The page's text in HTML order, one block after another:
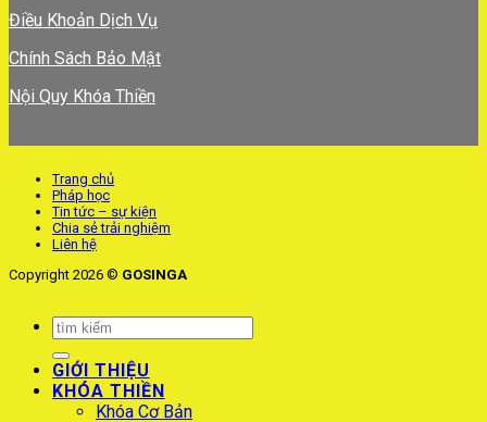
Điều Khoản Dịch Vụ
Chính Sách Bảo Mật
Nội Quy Khóa Thiền
Trang chủ
Pháp học
Tin tức – sự kiện
Chia sẻ trải nghiệm
Liên hệ
Copyright 2026 © GOSINGA
GIỚI THIỆU
KHÓA THIỀN
Khóa Cơ Bản